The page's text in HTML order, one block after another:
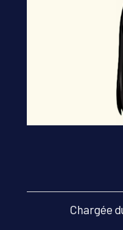
Chargée